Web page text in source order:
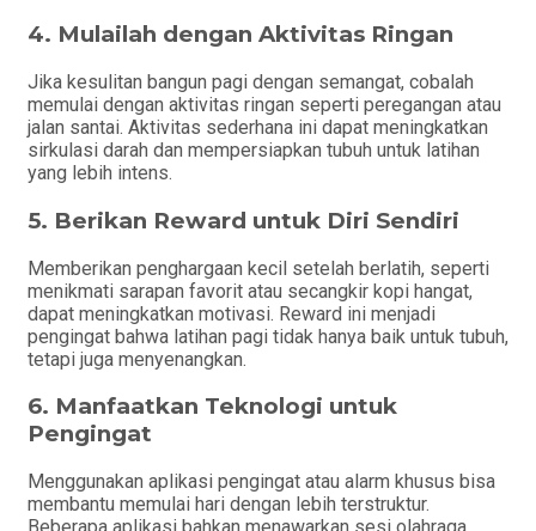
4. Mulailah dengan Aktivitas Ringan
Jika kesulitan bangun pagi dengan semangat, cobalah
memulai dengan aktivitas ringan seperti peregangan atau
jalan santai. Aktivitas sederhana ini dapat meningkatkan
sirkulasi darah dan mempersiapkan tubuh untuk latihan
yang lebih intens.
5. Berikan Reward untuk Diri Sendiri
Memberikan penghargaan kecil setelah berlatih, seperti
menikmati sarapan favorit atau secangkir kopi hangat,
dapat meningkatkan motivasi. Reward ini menjadi
pengingat bahwa latihan pagi tidak hanya baik untuk tubuh,
tetapi juga menyenangkan.
6. Manfaatkan Teknologi untuk
Pengingat
Menggunakan aplikasi pengingat atau alarm khusus bisa
membantu memulai hari dengan lebih terstruktur.